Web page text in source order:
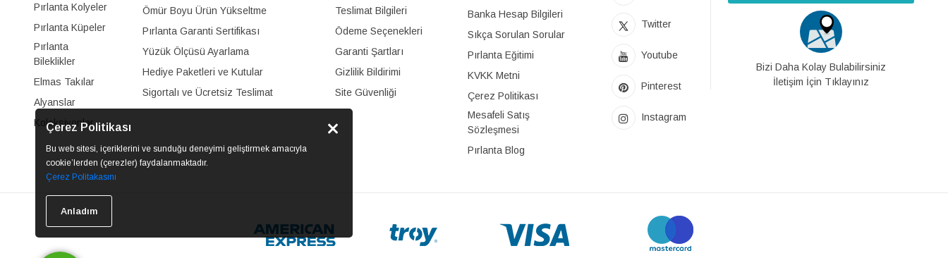
Çerez Politikası
Bu web sitesi, içeriklerini ve sunduğu deneyimi geliştirmek amacıyla
cookie’lerden (çerezler) faydalanmaktadır.
Çerez Politakasını
Anladım
Pırlanta Kolyeler
Pırlanta Küpeler
Pırlanta
Bileklikler
Elmas Takılar
Alyanslar
Koleksiyonlar
Ömür Boyu Ürün Yükseltme
Pırlanta Garanti Sertifikası
Yüzük Ölçüsü Ayarlama
Hediye Paketleri ve Kutular
Sigortalı ve Ücretsiz Teslimat
Teslimat Bilgileri
Ödeme Seçenekleri
Garanti Şartları
Gizlilik Bildirimi
Site Güvenliği
Banka Hesap Bilgileri
Sıkça Sorulan Sorular
Pırlanta Eğitimi
KVKK Metni
Çerez Politikası
Mesafeli Satış
Sözleşmesi
Pırlanta Blog
Twitter
Youtube
Pinterest
Instagram
Bizi Daha Kolay Bulabilirsiniz
İletişim İçin Tıklayınız